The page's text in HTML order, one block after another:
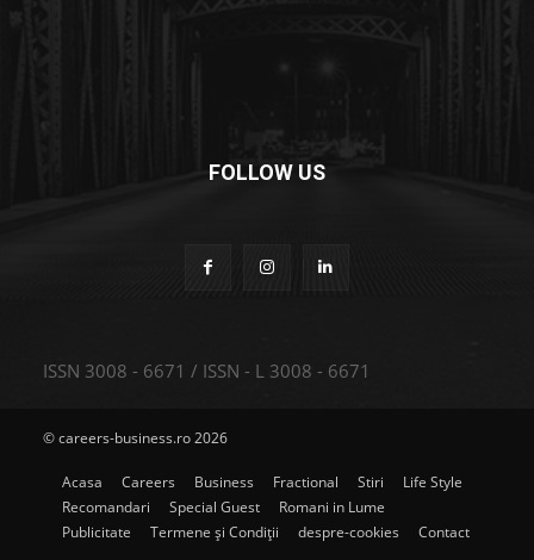
FOLLOW US
ISSN 3008 - 6671 / ISSN - L 3008 - 6671
© careers-business.ro 2026
Acasa Careers Business Fractional Stiri
Life Style
Recomandari
Special Guest
Romani in Lume
Publicitate
Termene și Condiții despre-cookies Contact